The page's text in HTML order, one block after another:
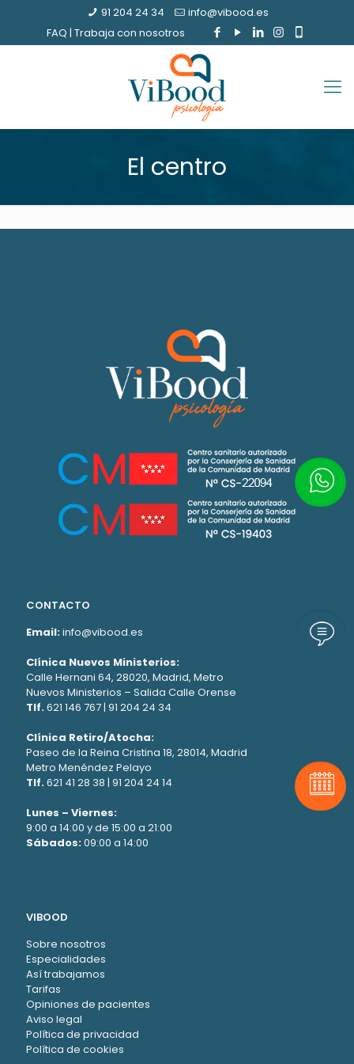
91 204 24 34
info@vibood.es
FAQ | Trabaja con nosotros
El centro
Pide
CONTACTO
Email:info@vibood.es
Clínica Nuevos Ministerios:
Calle Hernani 64, 28020, Madrid, Metro
Nuevos Ministerios – Salida Calle Orense
Tlf.621 146 767 | 91 204 24 34
Clínica Retiro/Atocha:
Paseo de la Reina Cristina 18, 28014, Madrid
Metro Menéndez Pelayo
Tlf.621 41 28 38 | 91 204 24 14
Lunes – Viernes:
9:00 a 14:00 y de 15:00 a 21:00
Sábados:09:00 a 14:00
VIBOOD
Sobre nosotros
Especialidades
Así trabajamos
Tarifas
Opiniones de pacientes
Aviso legal
Política de privacidad
Política de cookies